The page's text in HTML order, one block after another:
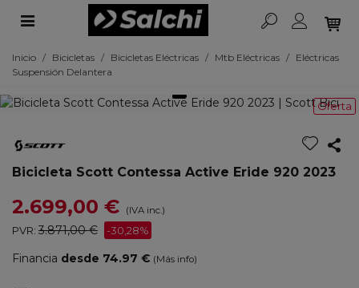
Inicio / Bicicletas / Bicicletas Eléctricas / Mtb Eléctricas / Eléctricas
Suspensión Delantera
Oferta
Bicicleta Scott Contessa Active Eride 920 2023
2.699,00 € (IVA inc.)
PVR: 3.871,00 € -30,28%
Financia desde 74.97 € (Más info)